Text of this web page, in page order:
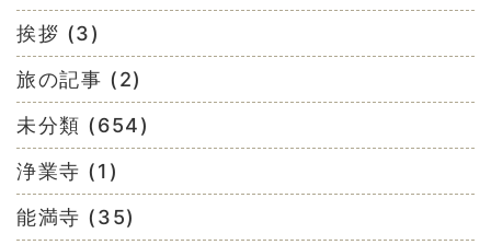
挨拶 (3)
旅の記事 (2)
未分類 (654)
浄業寺 (1)
能満寺 (35)